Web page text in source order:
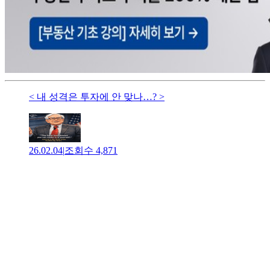
< 내 성격은 투자에 안 맞나…? >
26.02.04|조회수 4,871